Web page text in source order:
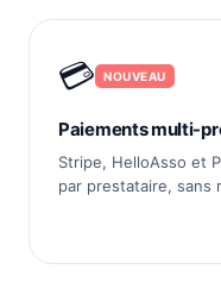
💳 NOUVEAU
Paiements multi-
Stripe, HelloAsso et
par prestataire, sans